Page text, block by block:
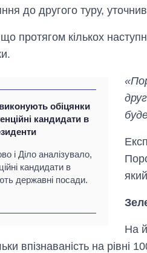
до другого туру, уточнив
протягом кількох
обіцянки
кандидати в
і Діло аналізувало,
кандидати в
державні посади.
На
впізнаваність на рівні